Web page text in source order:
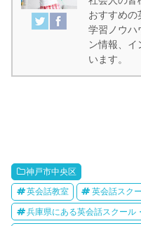
おすすめの
学習ノウハ
ン情報、イ
います。
神戸市中央区
英会話教室 英会話スク
兵庫県にある英会話スクール